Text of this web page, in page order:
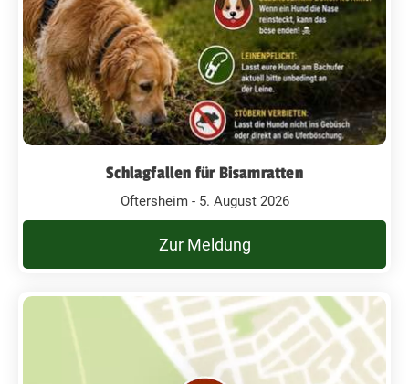
Schlagfallen für Bisamratten
Oftersheim - 5. August 2026
Zur Meldung